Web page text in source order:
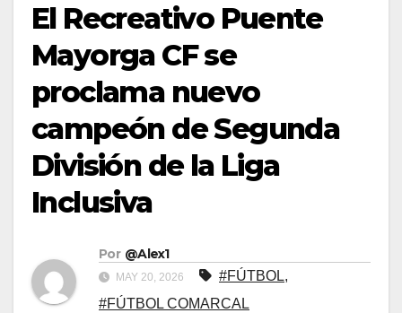
El Recreativo Puente
Mayorga CF se
proclama nuevo
campeón de Segunda
División de la Liga
Inclusiva
Por @Alex1
MAY 20, 2026 #FÚTBOL,
#FÚTBOL COMARCAL